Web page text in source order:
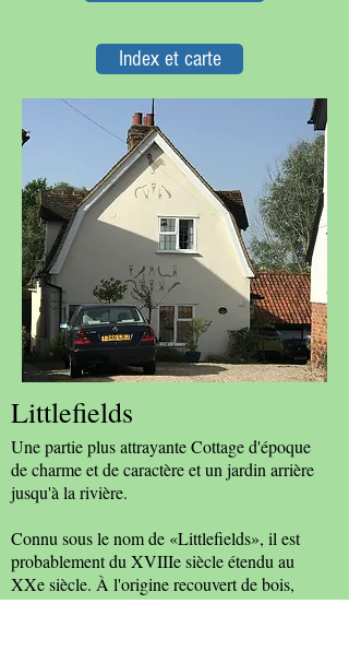
Littlefields
Une partie plus attrayante Cottage d'époque
de charme et de caractère et un jardin arrière
jusqu'à la rivière.
Connu sous le nom de «Littlefields», il est
probablement du XVIIIe siècle étendu au
XXe siècle. À l'origine recouvert de bois,
mais le revêtement en bois a été rendu vers
Index et carte